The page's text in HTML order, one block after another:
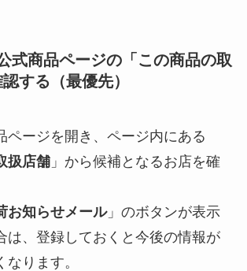
式商品ページの「この商品の取
する（最優先）
ページを開き、ページ内にある
扱店舗」から候補となるお店を確
お知らせメール」のボタンが表示
は、登録しておくと今後の情報が
ります。